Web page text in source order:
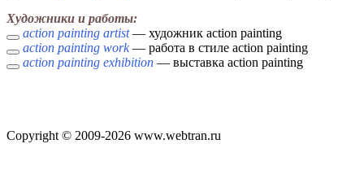
Художники и работы:
action painting artist— художник action painting
action painting work— работа в стиле action painting
action painting exhibition — выставка action painting
Copyright © 2009-2026 www.webtran.ru